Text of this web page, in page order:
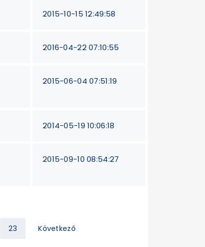
2015-10-15 12:49:58
2016-04-22 07:10:55
2015-06-04 07:51:19
2014-05-19 10:06:18
2015-09-10 08:54:27
23 Következő